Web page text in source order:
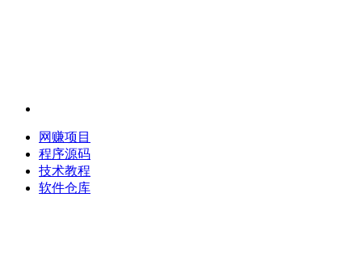
网赚项目
程序源码
技术教程
软件仓库